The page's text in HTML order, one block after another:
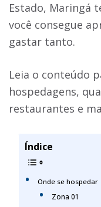
Estado, Maringá
você consegue
gastar tanto.
Leia o conteúdo
hospedagens,
restaurantes e
Índice
Onde se hospedar
Zona 01